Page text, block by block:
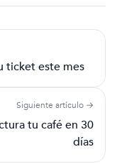
ticket este mes
Siguiente artículo →
tu café en 30
días